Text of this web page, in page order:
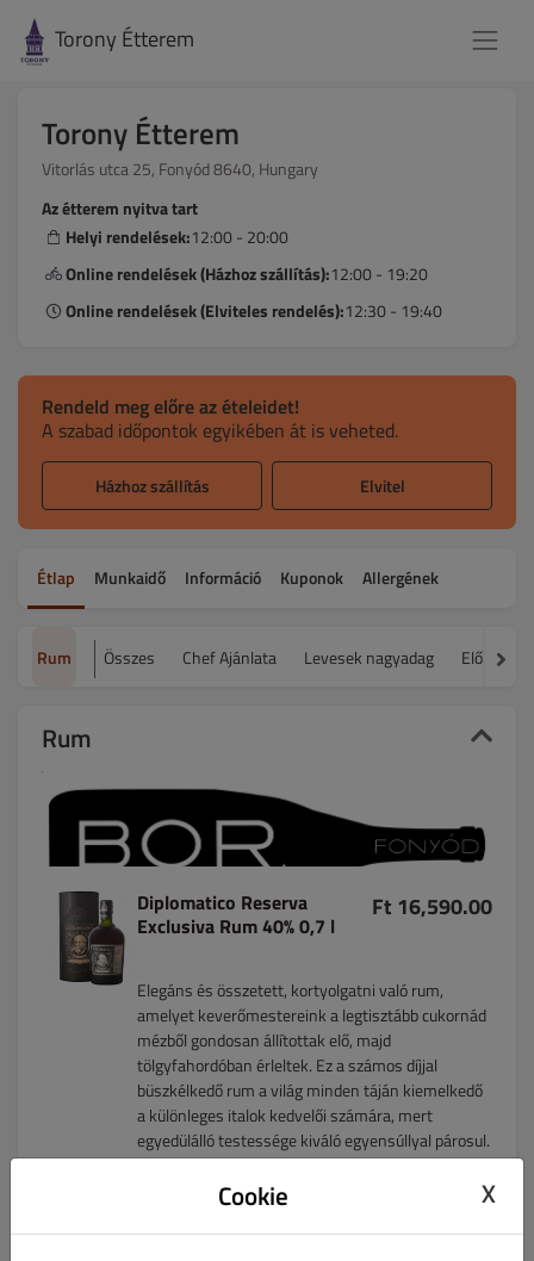
Torony Étterem
Torony Étterem
Vitorlás utca 25, Fonyód 8640, Hungary
Az étterem nyitva tart
Helyi rendelések:12:00 - 20:00
Online rendelések (Házhoz szállítás):12:00 - 19:20
Online rendelések (Elviteles rendelés):12:30 - 19:40
Rendeld meg előre az ételeidet!
A szabad időpontok egyikében át is veheted.
Házhoz szállítás Elvitel
Étlap Munkaidő Információ Kuponok Allergének
Rum Összes Chef Ajánlata Levesek nagyadag Előétel
Rum
Diplomatico Reserva
Exclusiva Rum 40% 0,7 l
Ft 16,590.00
Elegáns és összetett, kortyolgatni való rum,
amelyet keverőmestereink a legtisztább cukornád
mézből gondosan állítottak elő, majd
tölgyfahordóban érleltek. Ez a számos díjjal
büszkélkedő rum a világ minden táján kiemelkedő
a különleges italok kedvelői számára, mert
egyedülálló testessége kiváló egyensúllyal párosul.
Alkoholtartalmú termékeket a hatályos
jogszabályokra figyelemmel 18. életévét be nem
szolgálunk ki.
Cookie X